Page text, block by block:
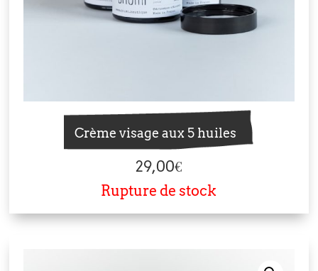
Crème visage aux 5 huiles
29,00€
Rupture de stock